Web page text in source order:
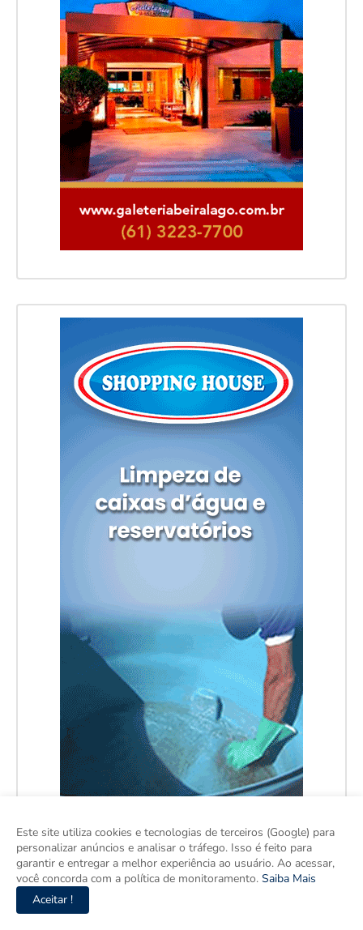
Este site utiliza cookies e tecnologias de terceiros (Google) para
personalizar anúncios e analisar o tráfego. Isso é feito para
garantir e entregar a melhor experiência ao usuário. Ao acessar,
você concorda com a política de monitoramento. Saiba Mais
Aceitar !